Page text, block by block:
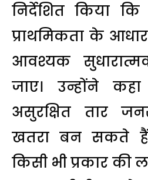
निर्देशित किया
प्राथमिकता के
आवश्यक
जाए। उन्होंने
असुरक्षित तार
खतरा बन सकते
किसी भी प्रकार की